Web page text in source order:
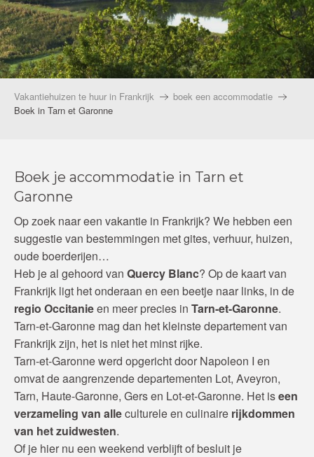
Vakantiehuizen te huur in Frankrijk
boek een accommodatie
Boek in Tarn et Garonne
Boek je accommodatie in Tarn et
Garonne
Op zoek naar een vakantie in Frankrijk? We hebben een
suggestie van bestemmingen met gites, verhuur, huizen,
oude boerderijen…
Heb je al gehoord van Quercy Blanc? Op de kaart van
Frankrijk ligt het onderaan en een beetje naar links, in de
regio Occitanieen meer precies in Tarn-et-Garonne.
Tarn-et-Garonne mag dan het kleinste departement van
Frankrijk zijn, het is niet het minst rijke.
Tarn-et-Garonne werd opgericht door Napoleon I en
omvat de aangrenzende departementen Lot, Aveyron,
Tarn, Haute-Garonne, Gers en Lot-et-Garonne. Het iseen
verzameling van alleculturele en culinaire rijkdommen
van het zuidwesten.
Of je hier nu een weekend verblijft of besluit je